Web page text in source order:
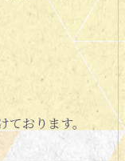
おります。